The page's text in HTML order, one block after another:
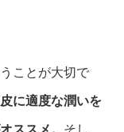
ことが大切で
に適度な潤いを